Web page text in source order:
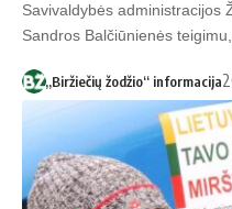
Savivaldybės administracijos
Sandros Balčiūnienės
„Biržiečių žodžio“ informacija